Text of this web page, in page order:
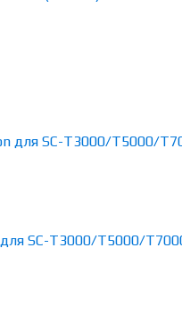
SC-T3000/T5000/